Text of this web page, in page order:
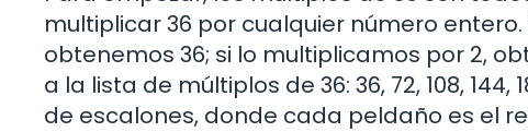
multiplicar 36 por cualquier número
obtenemos 36; si lo multiplicamos por 2,
a la lista de múltiplos de 36: 36, 72, 108,
de escalones, donde cada peldaño es el